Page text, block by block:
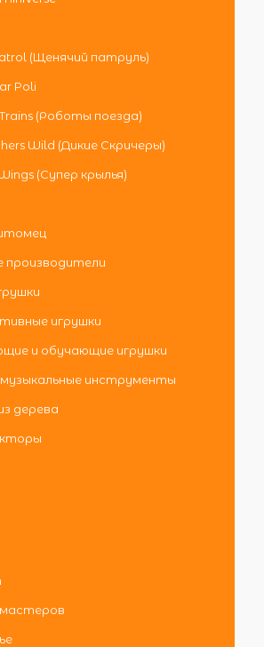
(Щенячий патруль)
Poli
(Роботы поезда)
Wild (Дикие Скричеры)
(Супер крылья)
производители
игрушки
и обучающие игрушки
инструменты
дерева